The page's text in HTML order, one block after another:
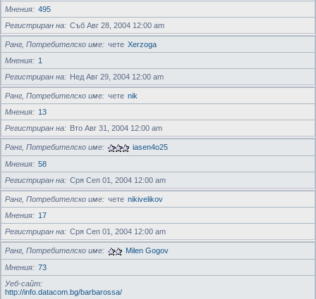
Мнения
495
Регистриран на
Съб Авг 28, 2004 12:00 am
Ранг, Потребителско име чете Xerzoga
Мнения
1
Регистриран на
Нед Авг 29, 2004 12:00 am
Ранг, Потребителско име чете nik
Мнения
13
Регистриран на
Вто Авг 31, 2004 12:00 am
Ранг, Потребителско име
iasen4o25
Мнения
58
Регистриран на
Сря Сеп 01, 2004 12:00 am
Ранг, Потребителско име чете nikivelikov
Мнения
17
Регистриран на
Сря Сеп 01, 2004 12:00 am
Ранг, Потребителско име
Milen Gogov
Мнения
73
Уеб-сайт
http://info.datacom.bg/barbarossa/